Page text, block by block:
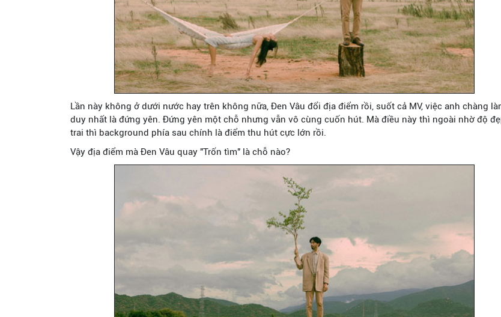
Lần này không ở dưới nước hay trên không nữa, Đen Vâu đổi địa điểm rồi, suốt cả MV, việc anh chàng
duy nhất là đứng yên. Đứng yên một chỗ nhưng vẫn vô cùng cuốn hút. Mà điều này thì ngoài nhờ độ
trai thì background phía sau chính là điểm thu hút cực lớn rồi.
Vậy địa điểm mà Đen Vâu quay "Trốn tìm" là chỗ nào?